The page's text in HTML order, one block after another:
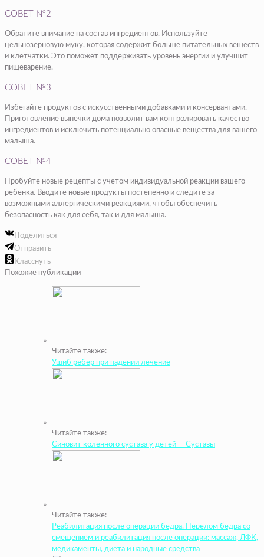
СОВЕТ №2
Обратите внимание на состав ингредиентов. Используйте
цельнозерновую муку, которая содержит больше питательных веществ
и клетчатки. Это поможет поддерживать уровень энергии и улучшит
пищеварение.
СОВЕТ №3
Избегайте продуктов с искусственными добавками и консервантами.
Приготовление выпечки дома позволит вам контролировать качество
ингредиентов и исключить потенциально опасные вещества для вашего
малыша.
СОВЕТ №4
Пробуйте новые рецепты с учетом индивидуальной реакции вашего
ребенка. Вводите новые продукты постепенно и следите за
возможными аллергическими реакциями, чтобы обеспечить
безопасность как для себя, так и для малыша.
Поделиться
Отправить
Класснуть
Похожие публикации
Читайте также:
Ушиб ребер при падении лечение
Читайте также:
Синовит коленного сустава у детей — Суставы
Читайте также:
Реабилитация после операции бедра. Перелом бедра со
смещением и реабилитация после операции: массаж, ЛФК,
медикаменты, диета и народные средства